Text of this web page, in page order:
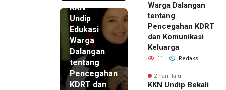
KKN
Undip
Edukasi
Warga
Dalangan
tentang
Pencegahan
KDRT dan
Warga Dalangan
tentang
Pencegahan KDRT
dan Komunikasi
Keluarga
11 Redaksi
2 hari lalu
KKN Undip Bekali